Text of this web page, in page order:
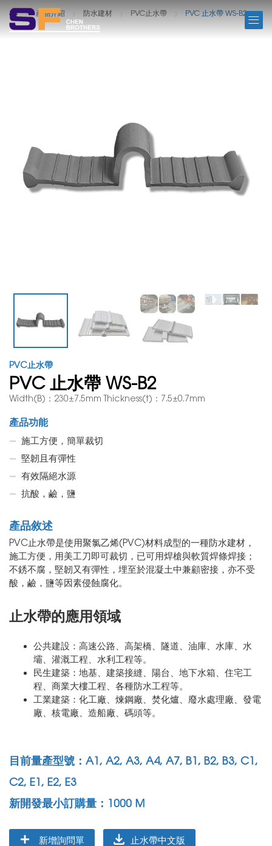
產品介紹 防水建材 PVC止水帶 PVC 止水帶 WS-B2
PVC止水帶
PVC 止水帶 WS-B2
Width(B)：230±7.5mm Thickness(t)：7.5±0.7mm
產品功能
施工方便，簡單裁切
堅韌且有彈性
有效隔絕水源
抗酸，鹼，鹽
產品敘述
PVC止水帶是使用聚氯乙烯(PVC)材料成型的一種防水建材，
施工方便，用美工刀即可裁切，已可用焊槍與軟質焊條焊接；
不銹不腐，堅韌又有彈性，埋至於混凝土中兼顧密接，亦不受
酸，鹼，鹽等因素侵蝕腐化。
止水帶的應用領域
公共建設：高速公路、高架橋、隧道、油庫、水庫、水
壩、灌溉工程、水利工程等。
民生建築：地基、建築接縫、陽台、地下水箱、住宅工
程、商業大樓工程、各種防水工程等。
工業建築：化工廠、煉鋼廠、焚化爐、廢水處理廠、發電
廠、核電廠、造船廠、碼頭等。
目前量產型號：A1, A2, A3, A4, A7, B1, B2, B3, C1,
C2, E1, E2, E3
新開發最小訂購量：1000 M
新增詢問單 止水帶中文版